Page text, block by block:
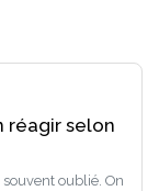
réagir selon
oublié. On